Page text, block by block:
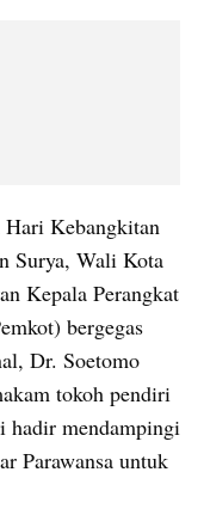
Hari Kebangkitan
Surya, Wali Kota
Kepala Perangkat
bergegas
Dr. Soetomo
tokoh pendiri
hadir mendampingi
Parawansa untuk